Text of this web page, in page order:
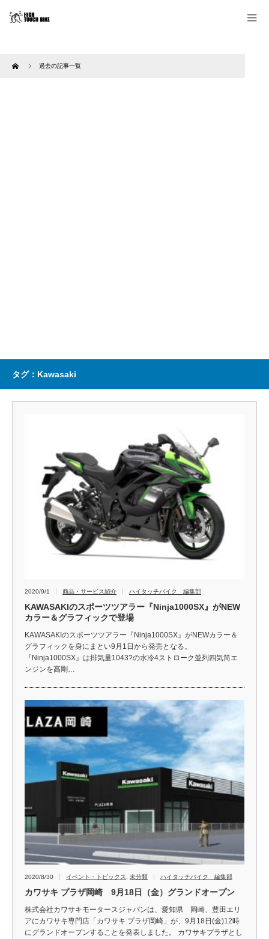
Home 過去の記事一覧
タグ：Kawasaki
2020/9/1 商品・サービス紹介 ハイタッチバイク 編集部
KAWASAKIのスポーツツアラー『Ninja1000SX』がNEW
カラー＆グラフィックで登場
KAWASAKIのスポーツツアラー『Ninja1000SX』がNEWカラー＆
グラフィックを身にまとい9月1日から発売となる。
『Ninja1000SX』は排気量1043?の水冷4ストローク並列四気筒エ
ンジンを高剛…
2020/8/30 イベント・トピックス 未分類 ハイタッチバイク 編集部
カワサキ プラザ岡崎 9月18日（金）グランドオープン
株式会社カワサキモータースジャパンは、愛知県 岡崎、豊田エリ
アにカワサキ専門店「カワサキ プラザ岡崎」が、9月18日(金)12時
にグランドオープンすることを発表しました。 カワサキプラザとし